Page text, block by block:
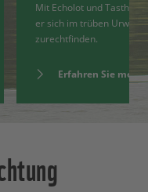
Mit Echolot und
er sich im trüben
zurechtfinden.
Erfahren Sie mehr